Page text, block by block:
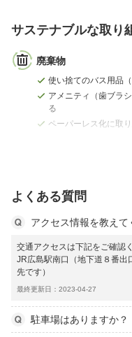
サステナブルな取り
廃棄物
使い捨てのバス用品
アメニティ（歯ブラ
る
ペーパーレス化に取
よくある質問
アクセス情報を教えて
交通アクセスは下記をご確認
JR広島駅南口（地下道８番出
先です）
最終更新日：2023-04-27
駐車場はありますか？